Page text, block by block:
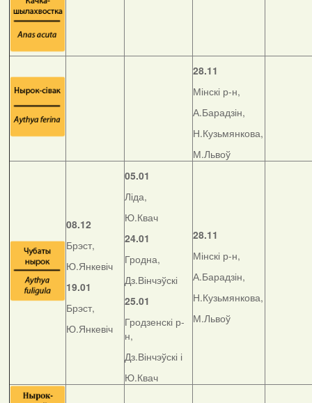
28.11
Мінскі р-н,
А.Барадзін,
Н.Кузьмянкова,
М.Львоў
08.12
Брэст,
Ю.Янкевіч
19.01
Брэст,
Ю.Янкевіч
05.01
Ліда,
Ю.Квач
24.01
Гродна,
Дз.Вінчэўскі
25.01
Гродзенскі р-
н,
Дз.Вінчэўскі і
Ю.Квач
28.11
Мінскі р-н,
А.Барадзін,
Н.Кузьмянкова,
М.Львоў